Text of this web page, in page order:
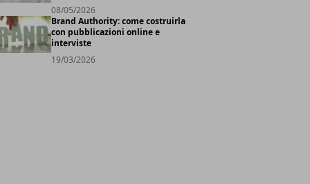
08/05/2026
Brand Authority: come costruirla
con pubblicazioni online e
interviste
19/03/2026